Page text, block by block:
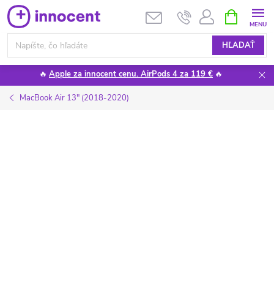
Prejsť
na
obsah
HĽADAŤ
KOŠÍK
🔥 Apple za innocent cenu. AirPods 4 za 119 € 🔥
MacBook Air 13" (2018-2020)